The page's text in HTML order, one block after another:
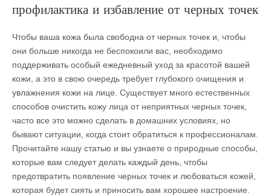
профилактика и избавление от черных точек
Чтобы ваша кожа была свободна от черных точек и, чтобы
они больше никогда не беспокоили вас, необходимо
поддерживать особый ежедневный уход за красотой вашей
кожи, а это в свою очередь требует глубокого очищения и
увлажнения кожи на лице. Существует много естественных
способов очистить кожу лица от неприятных черных точек,
часто все это можно сделать в домашних условиях, но
бывают ситуации, когда стоит обратиться к профессионалам.
Прочитайте нашу статью и вы узнаете о природные способы,
которые вам следует делать каждый день, чтобы
предотвратить появление черных точек и любоваться кожей,
которая будет сиять и приносить вам хорошее настроение.